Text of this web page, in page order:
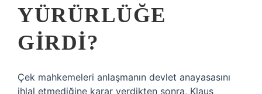
YÜRÜRLÜĞE
GIRDI?
Çek mahkemeleri anlaşmanın devlet anayasasını
ihlal etmediğine karar verdikten sonra, Klaus